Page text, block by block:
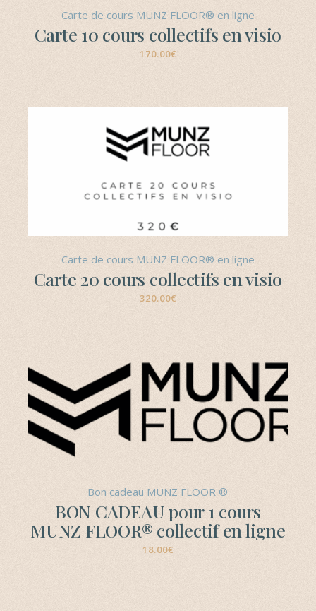
Carte de cours MUNZ FLOOR® en ligne
Carte 10 cours collectifs en visio
170.00€
Carte de cours MUNZ FLOOR® en ligne
Carte 20 cours collectifs en visio
320.00€
Bon cadeau MUNZ FLOOR ®
BON CADEAU pour 1 cours
MUNZ FLOOR® collectif en ligne
18.00€